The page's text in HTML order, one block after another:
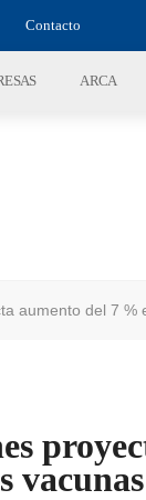
Contacto
ARCA
aumento del 7